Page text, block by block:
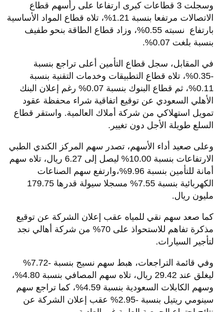
وسجلت 3 قطاعات كبرى ارتفاعا على رأسهم قطاع
الاتصالات مرتفعا بنسبة 1.21%، تلاه قطاع المواد الأساسية
بارتفاع نسبته 0.55%، وزاد قطاع الطاقة بنحو طفيف
بنسبة بلغت 0.07%.
في المقابل، سجل قطاع التأمين أعلى تراجع بنسبة
-0.35%، تلاه قطاع التطبيقات وخدمات التقنية بنسبة
0.11%، ثم قطاع البنوك بنسبة 0.07% رغم إعلان البنك
الأهلي السعودي عن توقيع اتفاقية شراء محفظة عقود
تمويل استهلاكي من شركة أملاك العالمية. واستقر قطاع
السلع طويلة الأجل دون تغيير.
وعلى صعيد أداء الأسهم، تصدر سهم المركز الكندي الطبي
الارتفاعات بنسبة 10.00% ليصل إلى 6.27 ريال، تلاه سهم
أمانة للتأمين بنسبة 9.96%،وارتفع سهم الصناعات
الكهربائية بنسبة 7.55% مسجلا سيولة قدرها 179.75
مليون ريال.
كما صعد سهم نقي للمياه عقب إعلان الشركة عن توقيع
مذكرة تفاهم للاستحواذ على 70% من شركة أهالي نجد
لتأجير السيارات.
وفي قائمة التراجعات، هبط سهم نسيج بنسبة -7.72%
ليغلق عند 29.42 ريال، تلاه سهم المصافي بنسبة 4.80%،
وسهم الكابلات السعودية بنسبة 4.59%، كما تراجع سهم
سينومي ريتيل بنسبة -2.95% عقب إعلان الشركة عن